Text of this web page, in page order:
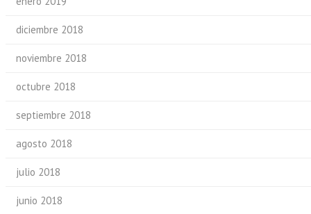
diciembre 2018
noviembre 2018
octubre 2018
septiembre 2018
agosto 2018
julio 2018
junio 2018